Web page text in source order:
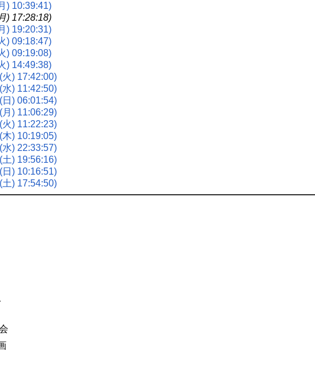
) 10:39:41)
) 17:28:18)
) 19:20:31)
) 09:18:47)
) 09:19:08)
) 14:49:38)
) 17:42:00)
) 11:42:50)
) 06:01:54)
) 11:06:29)
) 11:22:23)
) 10:19:05)
) 22:33:57)
) 19:56:16)
) 10:16:51)
) 17:54:50)